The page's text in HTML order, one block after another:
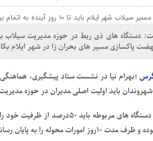
پاکسازی مسیر های بحران زا در شهر ایلام
؛بهرام نیا در نشست ستاد پیشگیری،
باید اولیت اصلی مدیران در حوزه
وی افزود : مدیران دستگاه های
محوله را به پایان رسانند.